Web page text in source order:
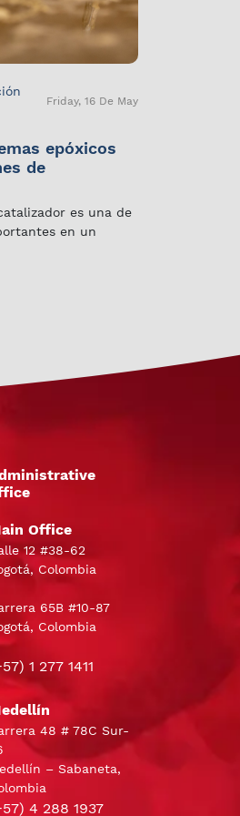
Friday, 16 De May
epóxicos
de
es una de
en un
Office
12 #38-62
Colombia
65B #10-87
Colombia
1 277 1411
48 # 78C Sur-
– Sabaneta,
4 288 1937